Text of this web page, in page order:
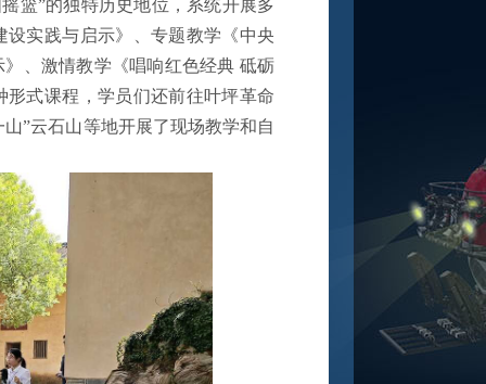
篮”的独特历史地位，系统开展多
实践与启示》、专题教学《中央
、激情教学《唱响红色经典 砥砺
式课程，学员们还前往叶坪革命
”云石山等地开展了现场教学和自